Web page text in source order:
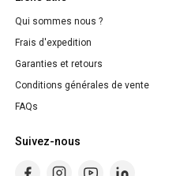
Qui sommes nous ?
Frais d'expedition
Garanties et retours
Conditions générales de vente
FAQs
Suivez-nous